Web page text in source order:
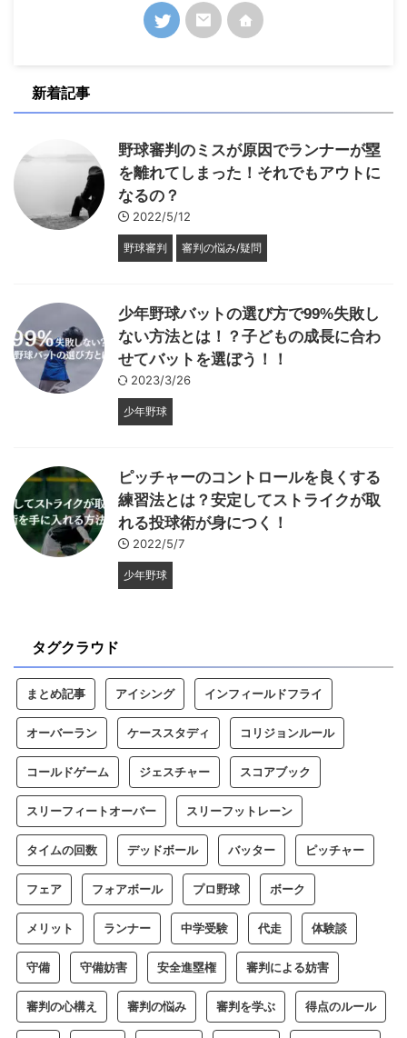
新着記事
野球審判のミスが原因でランナーが塁
を離れてしまった！それでもアウトに
なるの？
2022/5/12
野球審判 審判の悩み/疑問
少年野球バットの選び方で99%失敗し
ない方法とは！？子どもの成長に合わ
せてバットを選ぼう！！
2023/3/26
少年野球
ピッチャーのコントロールを良くする
練習法とは？安定してストライクが取
れる投球術が身につく！
2022/5/7
少年野球
タグクラウド
まとめ記事 アイシング インフィールドフライ
オーバーラン ケーススタディ コリジョンルール
コールドゲーム ジェスチャー スコアブック
スリーフィートオーバー スリーフットレーン
タイムの回数 デッドボール バッター ピッチャー
フェア フォアボール プロ野球 ボーク
メリット ランナー 中学受験 代走 体験談
守備 守備妨害 安全進塁権 審判による妨害
審判の心構え 審判の悩み 審判を学ぶ 得点のルール